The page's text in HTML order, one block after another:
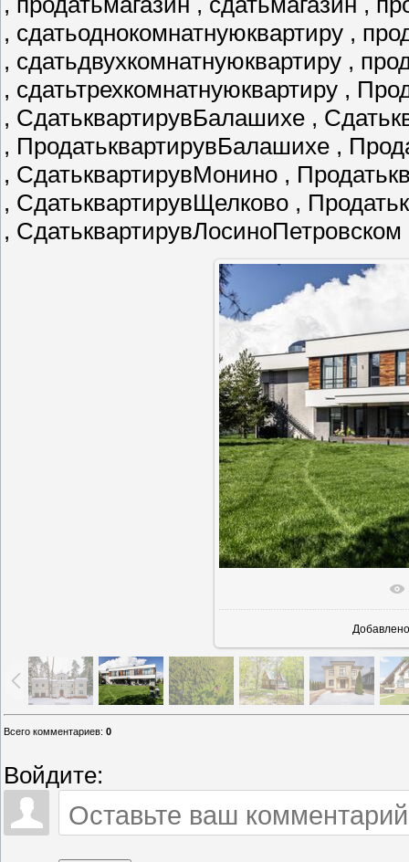
, сдатьоднокомнатнуюквартиру ,
, сдатьдвухкомнатнуюквартиру ,
, сдатьтрехкомнатнуюквартиру ,
, СдатьквартирувБалашихе ,
, ПродатьквартирувБалашихе ,
, СдатьквартирувМонино ,
, СдатьквартирувЩелково ,
, СдатьквартирувЛосиноПетровском
В
Добавлено
Всего комментариев: 0
Войдите: